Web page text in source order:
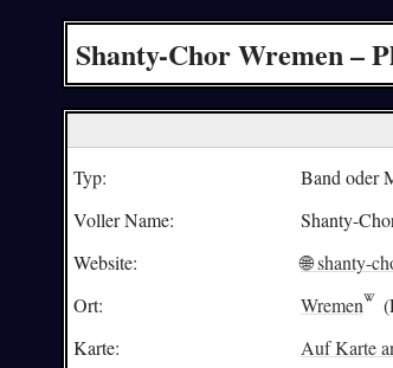
Shanty-Chor Wremen –
Typ:
Band oder
Voller Name:
Shanty-
Website:
🌐 shanty-
Ort:
Wremen
Karte:
Auf Karte